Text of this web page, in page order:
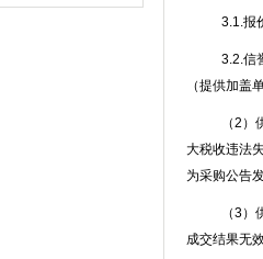
3.1.报
3.2.信
（提供加盖
（2 ）
大税收违法
为采购公告
（3）
成交结果无